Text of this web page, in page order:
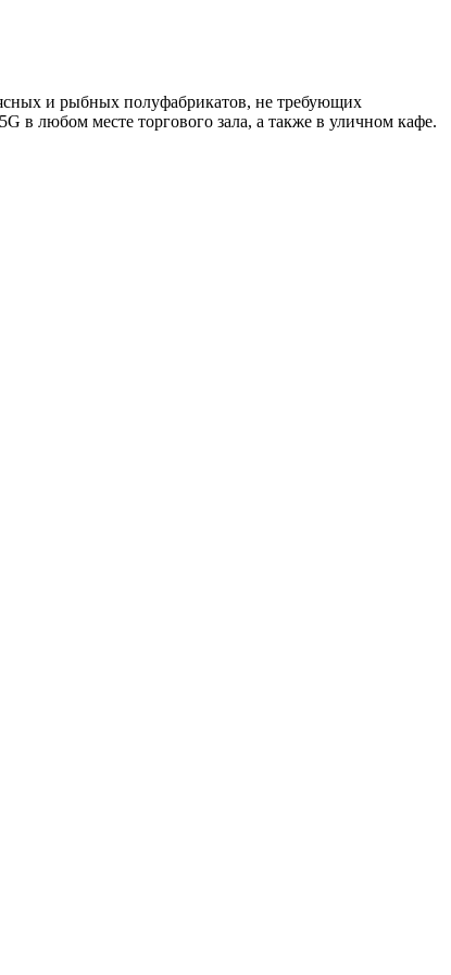
и рыбных полуфабрикатов, не требующих
в любом месте торгового зала, а также в уличном кафе.